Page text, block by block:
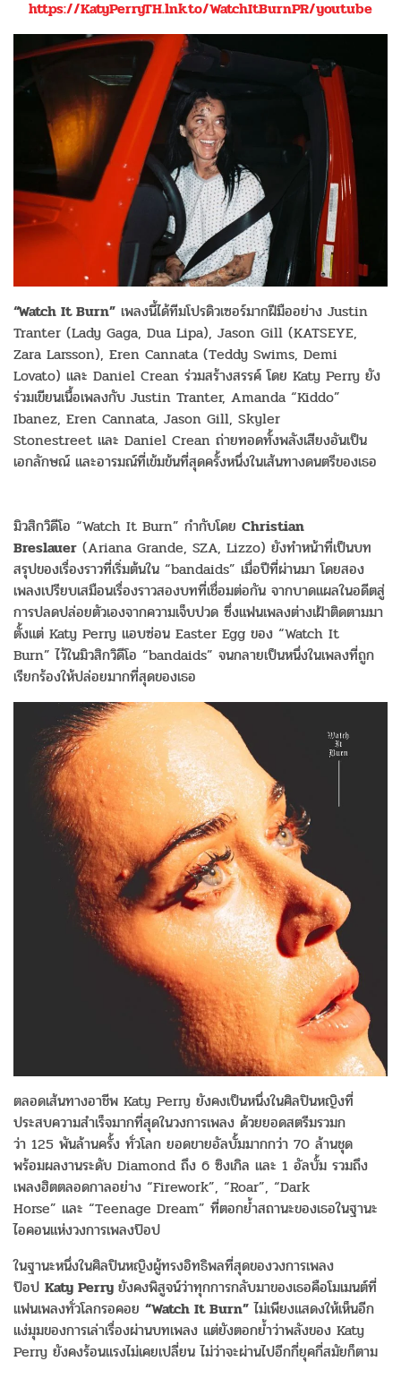
https://KatyPerryTH.lnk.to/WatchItBurnPR/youtube
“Watch It Burn” เพลงนี้ได้ทีมโปรดิวเซอร์มากฝีมืออย่าง Justin
Tranter (Lady Gaga, Dua Lipa), Jason Gill (KATSEYE,
Zara Larsson), Eren Cannata (Teddy Swims, Demi
Lovato) และ Daniel Crean ร่วมสร้างสรรค์ โดย Katy Perry ยัง
ร่วมเขียนเนื้อเพลงกับ Justin Tranter, Amanda “Kiddo”
Ibanez, Eren Cannata, Jason Gill, Skyler
Stonestreet และ Daniel Crean ถ่ายทอดทั้งพลังเสียงอันเป็น
เอกลักษณ์ และอารมณ์ที่เข้มข้นที่สุดครั้งหนึ่งในเส้นทางดนตรีของเธอ
มิวสิกวิดีโอ “Watch It Burn” กำกับโดย Christian
Breslauer (Ariana Grande, SZA, Lizzo) ยังทำหน้าที่เป็นบท
สรุปของเรื่องราวที่เริ่มต้นใน “bandaids” เมื่อปีที่ผ่านมา โดยสอง
เพลงเปรียบเสมือนเรื่องราวสองบทที่เชื่อมต่อกัน จากบาดแผลในอดีตสู่
การปลดปล่อยตัวเองจากความเจ็บปวด ซึ่งแฟนเพลงต่างเฝ้าติดตามมา
ตั้งแต่ Katy Perry แอบซ่อน Easter Egg ของ “Watch It
Burn” ไว้ในมิวสิกวิดีโอ “bandaids” จนกลายเป็นหนึ่งในเพลงที่ถูก
เรียกร้องให้ปล่อยมากที่สุดของเธอ
ตลอดเส้นทางอาชีพ Katy Perry ยังคงเป็นหนึ่งในศิลปินหญิงที่
ประสบความสำเร็จมากที่สุดในวงการเพลง ด้วยยอดสตรีมรวมก
ว่า 125 พันล้านครั้ง ทั่วโลก ยอดขายอัลบั้มมากกว่า 70 ล้านชุด
พร้อมผลงานระดับ Diamond ถึง 6 ซิงเกิล และ 1 อัลบั้ม รวมถึง
เพลงฮิตตลอดกาลอย่าง “Firework”, “Roar”, “Dark
Horse” และ “Teenage Dream” ที่ตอกย้ำสถานะของเธอในฐานะ
ไอคอนแห่งวงการเพลงป๊อป
ในฐานะหนึ่งในศิลปินหญิงผู้ทรงอิทธิพลที่สุดของวงการเพลง
ป๊อป Katy Perry ยังคงพิสูจน์ว่าทุกการกลับมาของเธอคือโมเมนต์ที่
แฟนเพลงทั่วโลกรอคอย “Watch It Burn” ไม่เพียงแสดงให้เห็นอีก
แง่มุมของการเล่าเรื่องผ่านบทเพลง แต่ยังตอกย้ำว่าพลังของ Katy
Perry ยังคงร้อนแรงไม่เคยเปลี่ยน ไม่ว่าจะผ่านไปอีกกี่ยุคกี่สมัยก็ตาม